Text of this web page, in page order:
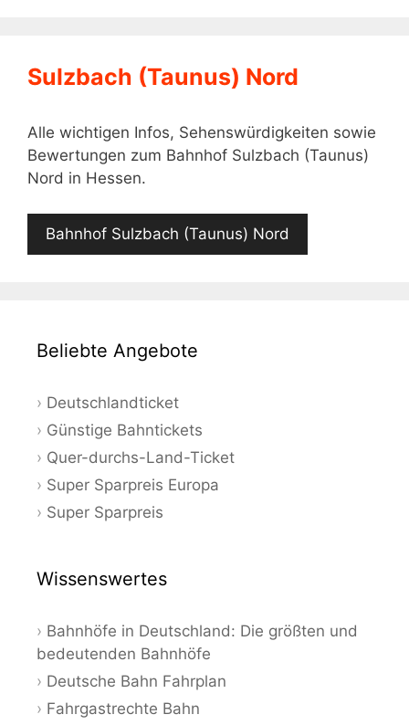
Sulzbach (Taunus) Nord
Alle wichtigen Infos, Sehenswürdigkeiten sowie
Bewertungen zum Bahnhof Sulzbach (Taunus)
Nord in Hessen.
Bahnhof Sulzbach (Taunus) Nord
Beliebte Angebote
Deutschlandticket
Günstige Bahntickets
Quer-durchs-Land-Ticket
Super Sparpreis Europa
Super Sparpreis
Wissenswertes
Bahnhöfe in Deutschland: Die größten und
bedeutenden Bahnhöfe
Deutsche Bahn Fahrplan
Fahrgastrechte Bahn